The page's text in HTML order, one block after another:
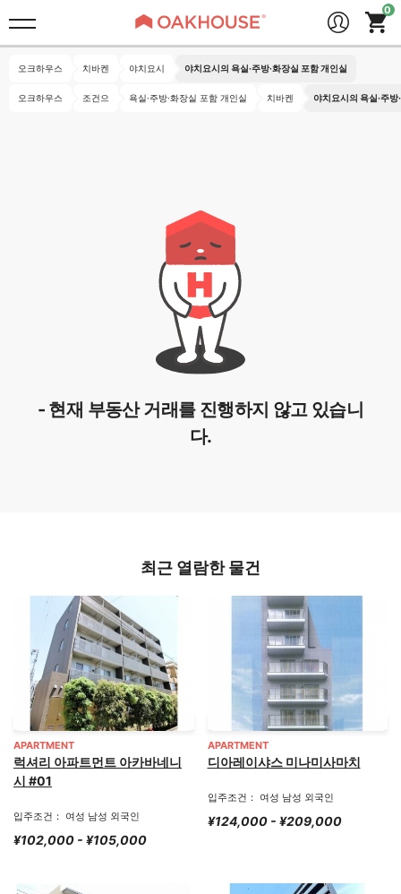
오크하우스 치바켄 야치요시 야치요시의 욕실·주방·화장실 포함 개인실
오크하우스 조건으 욕실·주방·화장실 포함 개인실 치바켄 야치요시의 욕실·주
- 현재 부동산 거래를 진행하지 않고 있습니
다.
최근 열람한 물건
APARTMENT
럭셔리 아파트먼트 아카바네니
시 #01
입주조건： 여성 남성 외국인
¥102,000 - ¥105,000
APARTMENT
디아레이샤스 미나미사마치
입주조건： 여성 남성 외국인
¥124,000 - ¥209,000